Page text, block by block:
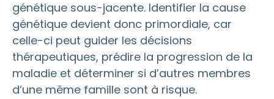
génétique sous-jacente. Identifier la cause
génétique devient donc primordiale, car
celle-ci peut guider les décisions
thérapeutiques, prédire la progression de la
maladie et déterminer si d’autres membres
d’une même famille sont à risque.